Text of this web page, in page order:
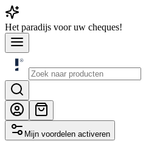
Het paradijs voor uw cheques!
Mijn voordelen activeren